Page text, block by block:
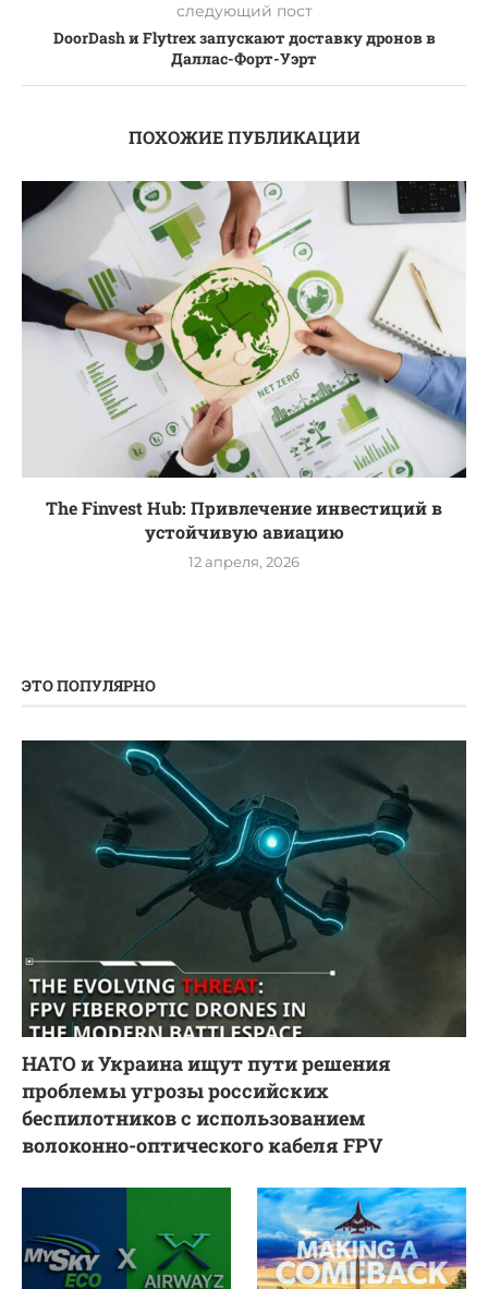
следующий пост
DoorDash и Flytrex запускают доставку дронов в
Даллас-Форт-Уэрт
ПОХОЖИЕ ПУБЛИКАЦИИ
The Finvest Hub: Привлечение инвестиций в
устойчивую авиацию
12 апреля, 2026
ЭТО ПОПУЛЯРНО
НАТО и Украина ищут пути решения
проблемы угрозы российских
беспилотников с использованием
волоконно-оптического кабеля FPV